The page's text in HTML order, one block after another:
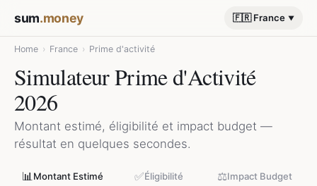
sum.money 🇫🇷 France
Home › France › Prime d'activité
Simulateur Prime d'Activité
2026
Montant estimé, éligibilité et impact budget —
résultat en quelques secondes.
📊Montant Estimé ✅Éligibilité ⚖️Impact Budget